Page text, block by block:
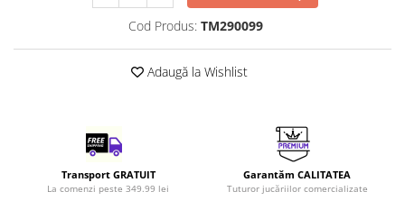
Cod Produs: TM290099
Adaugă la Wishlist
Transport GRATUIT
La comenzi peste 349.99 lei
Garantăm CALITATEA
Tuturor jucăriilor comercializate